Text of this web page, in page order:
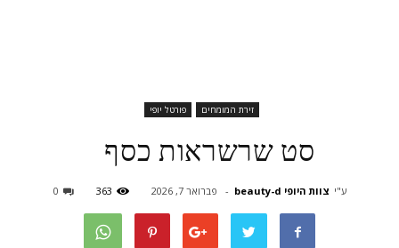
זירת המומחים פורטל יופי
סט שרשראות כסף
ע"י צוות היופי beauty-d - פברואר 7, 2026 363
0